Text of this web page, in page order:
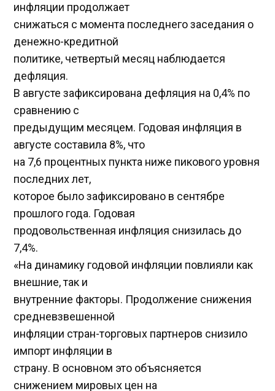
инфляции продолжает
снижаться с момента последнего заседания о
денежно-кредитной
политике, четвертый месяц наблюдается
дефляция.
В августе зафиксирована дефляция на 0,4% по
сравнению с
предыдущим месяцем. Годовая инфляция в
августе составила 8%, что
на 7,6 процентных пункта ниже пикового уровня
последних лет,
которое было зафиксировано в сентябре
прошлого года. Годовая
продовольственная инфляция снизилась до
7,4%.
«На динамику годовой инфляции повлияли как
внешние, так и
внутренние факторы. Продолжение снижения
средневзвешенной
инфляции стран-торговых партнеров снизило
импорт инфляции в
страну. В основном это объясняется
снижением мировых цен на